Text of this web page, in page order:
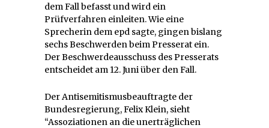
dem Fall befasst und wird ein
Prüfverfahren einleiten. Wie eine
Sprecherin dem epd sagte, gingen bislang
sechs Beschwerden beim Presserat ein.
Der Beschwerdeausschuss des Presserats
entscheidet am 12. Juni über den Fall.
Der Antisemitismusbeauftragte der
Bundesregierung, Felix Klein, sieht
“Assoziationen an die unerträglichen